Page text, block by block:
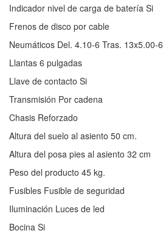
Indicador nivel de carga de batería Si
Frenos de disco por cable
Neumáticos Del. 4.10-6 Tras. 13x5.00-6
Llantas 6 pulgadas
Llave de contacto Si
Transmisión Por cadena
Chasis Reforzado
Altura del suelo al asiento 50 cm.
Altura del posa pies al asiento 32 cm
Peso del producto 45 kg.
Fusibles Fusible de seguridad
Iluminación Luces de led
Bocina Si